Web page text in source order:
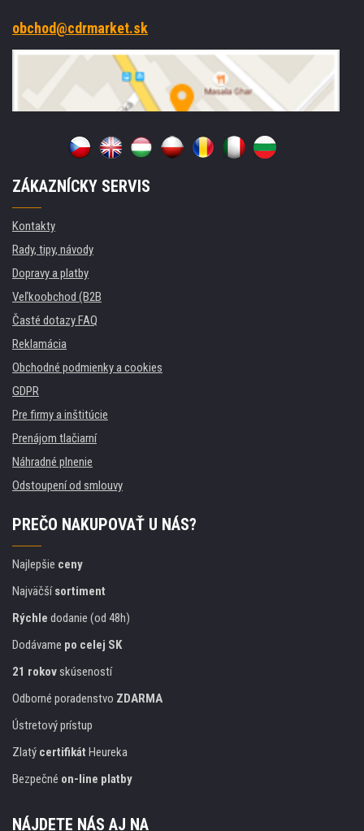
obchod@cdrmarket.sk
ZÁKAZNÍCKY SERVIS
Kontakty
Rady, tipy, návody
Dopravy a platby
Veľkoobchod (B2B
Časté dotazy FAQ
Reklamácia
Obchodné podmienky a cookies
GDPR
Pre firmy a inštitúcie
Prenájom tlačiarní
Náhradné plnenie
Odstoupení od smlouvy
PREČO NAKUPOVAŤ U NÁS?
Najlepšie ceny
Najväčšísortiment
Rýchle dodanie (od 48h)
Dodávame po celej SK
21 rokovskúseností
Odborné poradenstvo ZDARMA
Ústretový prístup
Zlatý certifikát Heureka
Bezpečné on-line platby
NÁJDETE NÁS AJ NA